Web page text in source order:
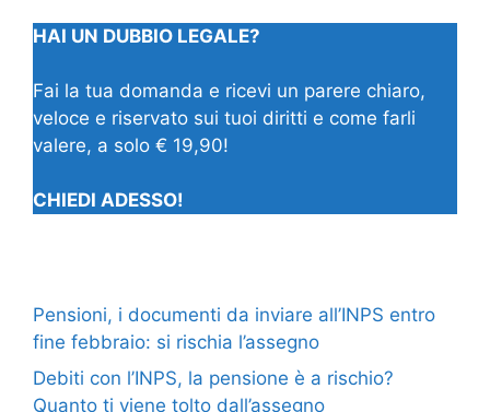
HAI UN DUBBIO LEGALE?
Fai la tua domanda e ricevi un parere chiaro,
veloce e riservato sui tuoi diritti e come farli
valere, a solo € 19,90!
CHIEDI ADESSO!
Pensioni, i documenti da inviare all’INPS entro
fine febbraio: si rischia l’assegno
Debiti con l’INPS, la pensione è a rischio?
Quanto ti viene tolto dall’assegno